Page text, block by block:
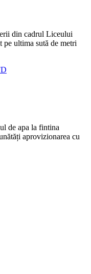
din cadrul Liceului
ultima sută de metri
de apa la fintina
aprovizionarea cu